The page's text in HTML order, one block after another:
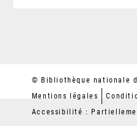
© Bibliothèque nationale
Mentions légales
Accessibilité :